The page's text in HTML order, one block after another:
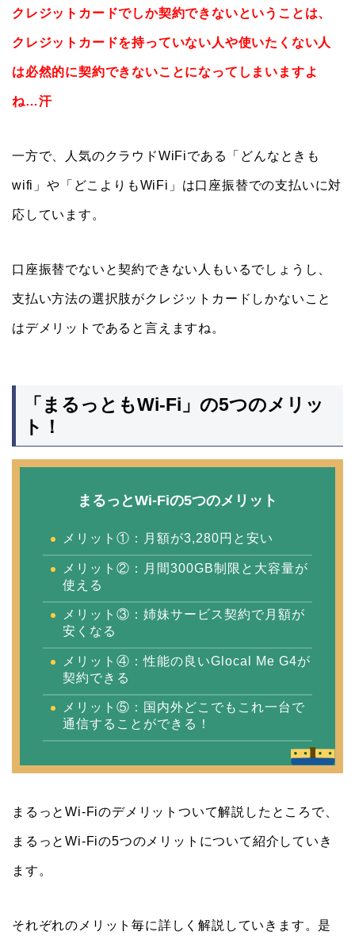
クレジットカードでしか契約できないということは、
クレジットカードを持っていない人や使いたくない人
は必然的に契約できないことになってしまいますよ
ね…汗
一方で、人気のクラウドWiFiである「どんなときも
wifi」や「どこよりもWiFi」は口座振替での支払いに対
応しています。
口座振替でないと契約できない人もいるでしょうし、
支払い方法の選択肢がクレジットカードしかないこと
はデメリットであると言えますね。
「まるっともWi-Fi」の5つのメリッ
ト！
まるっとWi-Fiの5つのメリット
メリット①：月額が3,280円と安い
メリット②：月間300GB制限と大容量が
使える
メリット③：姉妹サービス契約で月額が
安くなる
メリット④：性能の良いGlocal Me G4が
契約できる
メリット⑤：国内外どこでもこれ一台で
通信することができる！
まるっとWi-Fiのデメリットついて解説したところで、
まるっとWi-Fiの5つのメリットについて紹介していき
ます。
それぞれのメリット毎に詳しく解説していきます。是